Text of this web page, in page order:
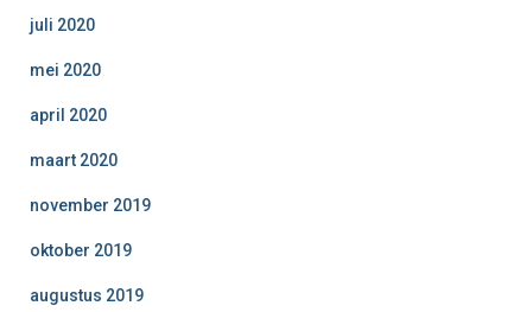
juli 2020
mei 2020
april 2020
maart 2020
november 2019
oktober 2019
augustus 2019